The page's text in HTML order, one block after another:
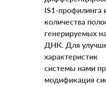
IS1-профилинга
количества
генерируемых
ДНК. Для
характеристик
системы нами
модификация